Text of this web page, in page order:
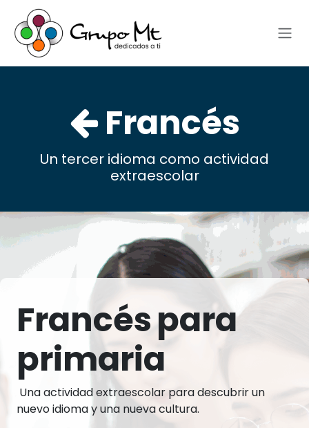
Ir al contenido
Francés
Un tercer idioma como actividad
extraescolar
Francéspara
primaria
Una actividad extraescolar para descubrir un
nuevo idioma y una nueva cultura.